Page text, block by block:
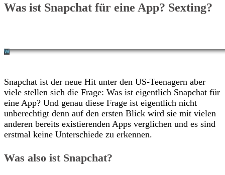
Was ist Snapchat für eine App? Sexting?
Snapchat ist der neue Hit unter den US-Teenagern aber
viele stellen sich die Frage: Was ist eigentlich Snapchat für
eine App? Und genau diese Frage ist eigentlich nicht
unberechtigt denn auf den ersten Blick wird sie mit vielen
anderen bereits existierenden Apps verglichen und es sind
erstmal keine Unterschiede zu erkennen.
Was also ist Snapchat?